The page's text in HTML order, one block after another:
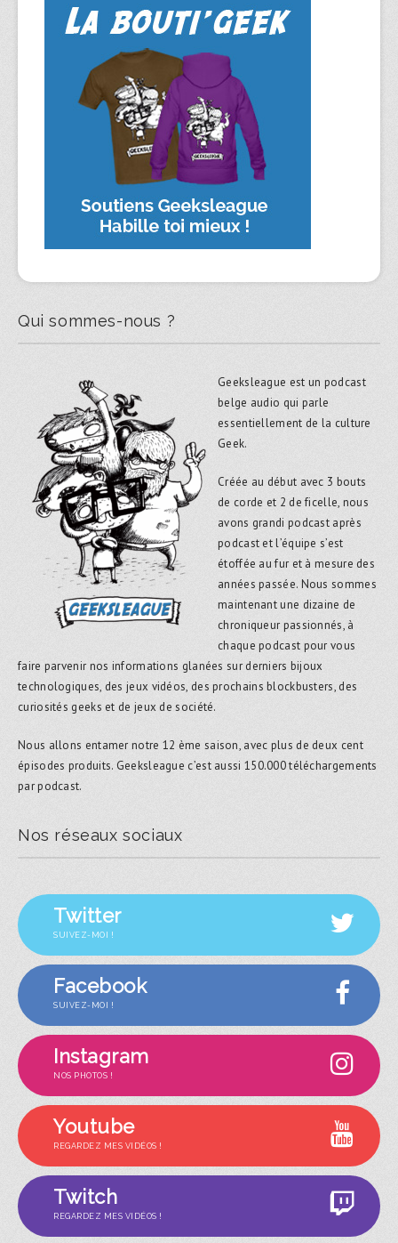
Qui sommes-nous ?
Geeksleague est un podcast
belge audio qui parle
essentiellement de la culture
Geek.
Créée au début avec 3 bouts
de corde et 2 de ficelle, nous
avons grandi podcast après
podcast et l’équipe s’est
étoffée au fur et à mesure des
années passée. Nous sommes
maintenant une dizaine de
chroniqueur passionnés, à
chaque podcast pour vous
faire parvenir nos informations glanées sur derniers bijoux
technologiques, des jeux vidéos, des prochains blockbusters, des
curiosités geeks et de jeux de société.
Nous allons entamer notre 12 ème saison, avec plus de deux cent
épisodes produits. Geeksleague c’est aussi 150.000 téléchargements
par podcast.
Nos réseaux sociaux
Twitter
SUIVEZ-MOI !
Facebook
SUIVEZ-MOI !
Instagram
NOS PHOTOS !
Youtube
REGARDEZ MES VIDÉOS !
Twitch
REGARDEZ MES VIDÉOS !